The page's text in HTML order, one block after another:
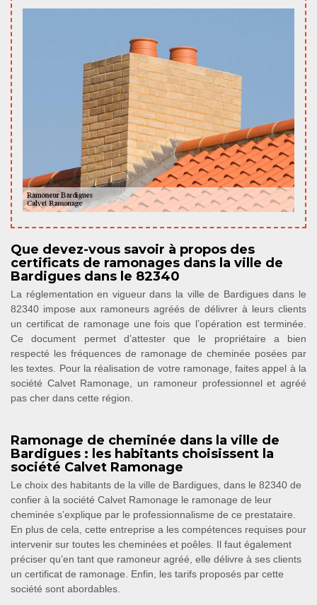
Que devez-vous savoir à propos des
certificats de ramonages dans la ville de
Bardigues dans le 82340
La réglementation en vigueur dans la ville de Bardigues dans le
82340 impose aux ramoneurs agréés de délivrer à leurs clients
un certificat de ramonage une fois que l’opération est terminée.
Ce document permet d’attester que le propriétaire a bien
respecté les fréquences de ramonage de cheminée posées par
les textes. Pour la réalisation de votre ramonage, faites appel à la
société Calvet Ramonage, un ramoneur professionnel et agréé
pas cher dans cette région.
Ramonage de cheminée dans la ville de
Bardigues : les habitants choisissent la
société Calvet Ramonage
Le choix des habitants de la ville de Bardigues, dans le 82340 de
confier à la société Calvet Ramonage le ramonage de leur
cheminée s’explique par le professionnalisme de ce prestataire.
En plus de cela, cette entreprise a les compétences requises pour
intervenir sur toutes les cheminées et poêles. Il faut également
préciser qu’en tant que ramoneur agréé, elle délivre à ses clients
un certificat de ramonage. Enfin, les tarifs proposés par cette
société sont abordables.